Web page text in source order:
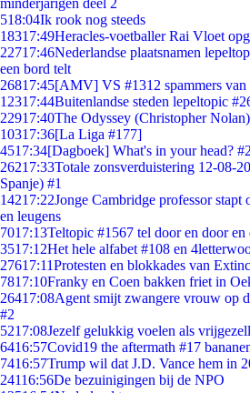
minderjarigen deel 2
518:04Ik rook nog steeds
18317:49Heracles-voetballer Rai Vloet
22717:46Nederlandse plaatsnamen
een bord telt
26817:45[AMV] VS #1312 spammers van
12317:44Buitenlandse steden lepeltopic
22917:40The Odyssey (Christopher
10317:36[La Liga #177]
4517:34[Dagboek] What's in your head? #2
26217:33Totale zonsverduistering 12-08-
Spanje) #1
14217:22Jonge Cambridge professor stapt
en leugens
7017:13Teltopic #1567 tel door en door en
3517:12Het hele alfabet #108 en
27617:11Protesten en blokkades van
7817:10Franky en Coen bakken friet in
26417:08Agent smijt zwangere vrouw op
#2
5217:08Jezelf gelukkig voelen als
6416:57Covid19 the aftermath #17
7416:57Trump wil dat J.D. Vance hem in
24116:56De bezuinigingen bij de NPO